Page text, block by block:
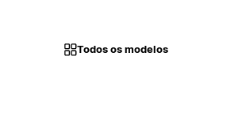
Todos os modelos